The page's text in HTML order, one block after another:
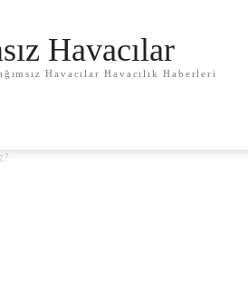
Havacılar
Havacılar Havacılık Haberleri